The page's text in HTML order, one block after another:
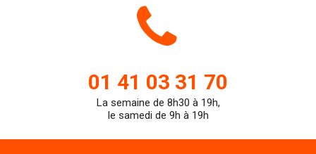
Icone
de
01 41 03 31 70
La semaine de 8h30 à 19h,
le samedi de 9h à 19h